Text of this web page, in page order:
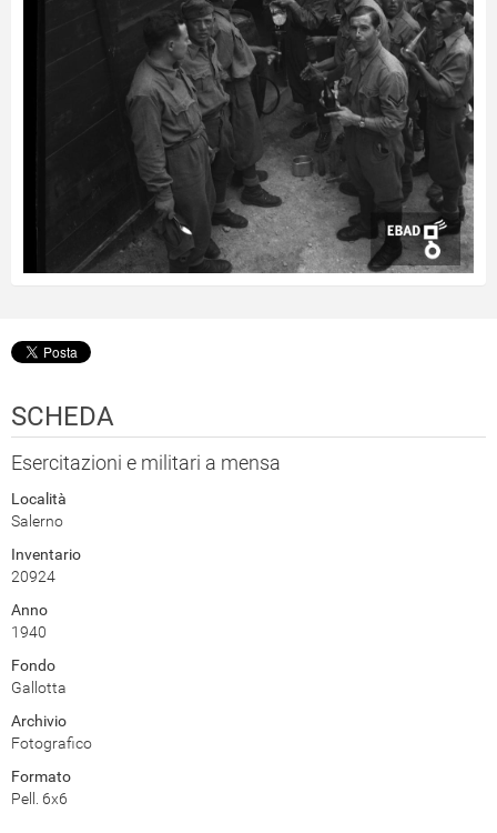
SCHEDA
Esercitazioni e militari a mensa
Località
Salerno
Inventario
20924
Anno
1940
Fondo
Gallotta
Archivio
Fotografico
Formato
Pell. 6x6